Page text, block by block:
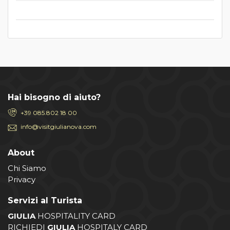
Hai bisogno di aiuto?
+39 085.802 18 00
info@visitgiulianova.com
About
Chi Siamo
Privacy
Servizi al Turista
GIULIA HOSPITALITY CARD
RICHIEDI GIULIA HOSPITALY CARD